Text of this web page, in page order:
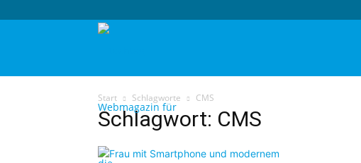
Start Schlagworte CMS
Schlagwort: CMS